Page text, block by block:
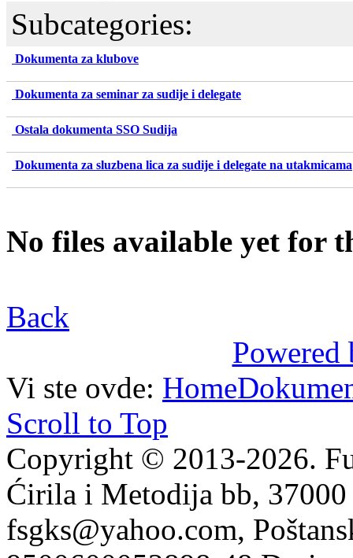
Subcategories:
Dokumenta za klubove
Dokumenta za seminar za sudije i delegate
Ostala dokumenta SSO Sudija
Dokumenta za sluzbena lica za sudije i delegate na utakmicama
No files available yet for
Back
Vi ste ovde: Home
Scroll to Top
Copyright © 2013-2026.
Ćirila i Metodija bb,
fsgks@yahoo.com,